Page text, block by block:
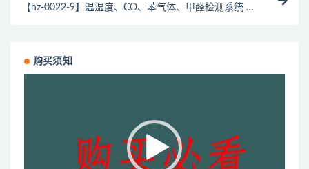
【hz-0022-9】温湿度、CO、苯气体、甲醛检测系统 |
购买须知